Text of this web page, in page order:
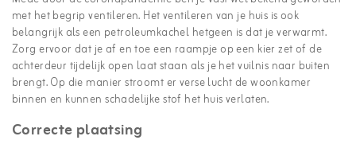
met het begrip ventileren. Het ventileren van je huis is ook
belangrijk als een petroleumkachel hetgeen is dat je verwarmt.
Zorg ervoor dat je af en toe een raampje op een kier zet of de
achterdeur tijdelijk open laat staan als je het vuilnis naar buiten
brengt. Op die manier stroomt er verse lucht de woonkamer
binnen en kunnen schadelijke stof het huis verlaten.
Correcte plaatsing